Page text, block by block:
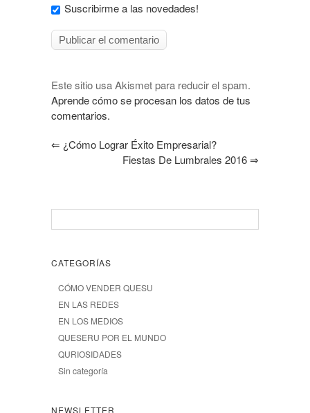
Suscribirme a las novedades!
Este sitio usa Akismet para reducir el spam.
Aprende cómo se procesan los datos de tus
comentarios.
⇐ ¿Cómo Lograr Éxito Empresarial?
Fiestas De Lumbrales 2016⇒
CATEGORÍAS
CÓMO VENDER QUESU
EN LAS REDES
EN LOS MEDIOS
QUESERU POR EL MUNDO
QURIOSIDADES
Sin categoría
NEWSLETTER